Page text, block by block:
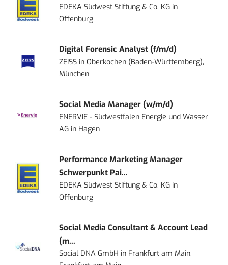
EDEKA Südwest Stiftung & Co. KG in
Offenburg
Digital Forensic Analyst (f/m/d)
ZEISS inOberkochen (Baden-Württemberg),
München
Social Media Manager (w/m/d)
ENERVIE - Südwestfalen Energie und Wasser
AG in Hagen
Performance Marketing Manager
Schwerpunkt Pai...
EDEKA Südwest Stiftung & Co. KG in
Offenburg
Social Media Consultant & Account Lead
(m...
Social DNA GmbH in Frankfurt am Main,